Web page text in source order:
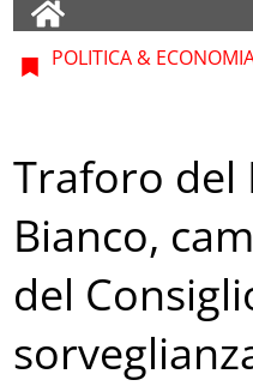
POLITICA &
Traforo del
Bianco,
del